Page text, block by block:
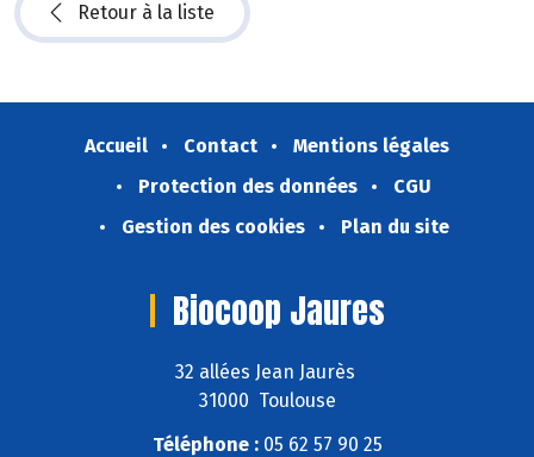
Retour à la liste
Accueil Contact
Mentions légales
Protection des données
CGU
Gestion des cookies
Plan du site
Biocoop Jaures
32 allées Jean Jaurès
31000 Toulouse
Téléphone :05 62 57 90 25